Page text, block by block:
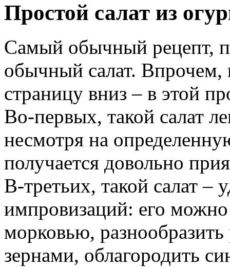
Простой салат из
Самый обычный рецепт,
обычный салат. Впрочем,
страницу вниз – в этой
Во-первых, такой салат
несмотря на
получается довольно
В-третьих, такой салат –
импровизаций: его
морковью,
зернами, облагородить